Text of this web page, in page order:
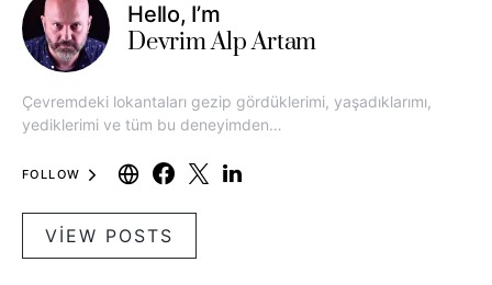
Hello, I’m
Devrim Alp Artam
Çevremdeki lokantaları gezip gördüklerimi, yaşadıklarımı,
yediklerimi ve tüm bu deneyimden…
FOLLOW
VIEW POSTS